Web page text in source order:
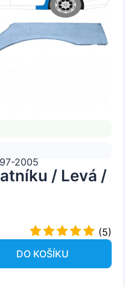
2005
/ Levá /
(5)
DO KOŠÍKU